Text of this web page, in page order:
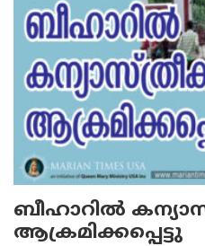
ബീഹാറില്‍
ആക്രമിക്കപ്പെട്ടു